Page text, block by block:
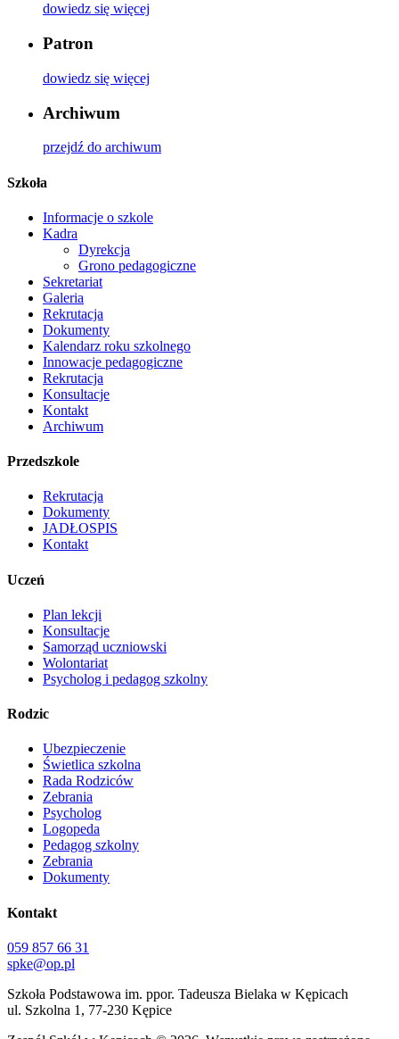
dowiedz się więcej
Patron
dowiedz się więcej
Archiwum
przejdź do archiwum
Szkoła
Informacje o szkole
Kadra
Dyrekcja
Grono pedagogiczne
Sekretariat
Galeria
Rekrutacja
Dokumenty
Kalendarz roku szkolnego
Innowacje pedagogiczne
Rekrutacja
Konsultacje
Kontakt
Archiwum
Przedszkole
Rekrutacja
Dokumenty
JADŁOSPIS
Kontakt
Uczeń
Plan lekcji
Konsultacje
Samorząd uczniowski
Wolontariat
Psycholog i pedagog szkolny
Rodzic
Ubezpieczenie
Świetlica szkolna
Rada Rodziców
Zebrania
Psycholog
Logopeda
Pedagog szkolny
Zebrania
Dokumenty
Kontakt
059 857 66 31
spke@op.pl
Szkoła Podstawowa im. ppor. Tadeusza Bielaka w Kępicach
ul. Szkolna 1, 77-230 Kępice